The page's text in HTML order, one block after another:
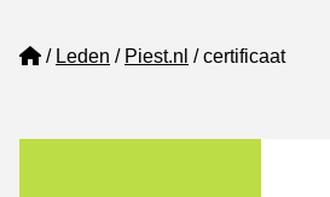
Home
Leden Piest.nl certificaat